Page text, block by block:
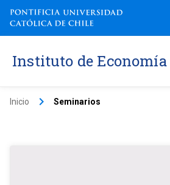
Instituto de Economía
Inicio keyboard_arrow_right Seminarios